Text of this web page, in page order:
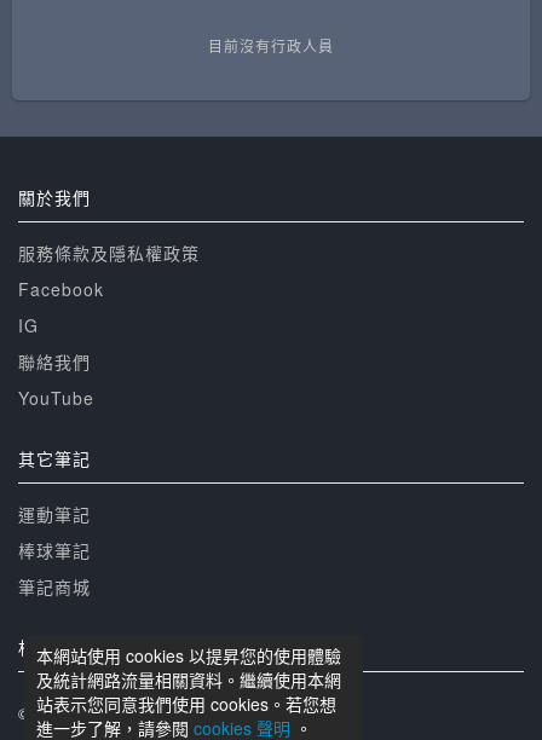
目前沒有行政人員
本網站使用 cookies 以提昇您的使用體驗
及統計網路流量相關資料。繼續使用本網
站表示您同意我們使用 cookies。若您想
進一步了解，請參閱 cookies 聲明 。
關於我們
服務條款及隱私權政策
Facebook
IG
聯絡我們
YouTube
其它筆記
運動筆記
棒球筆記
筆記商城
相關網站
© 籃球筆記 版權所有